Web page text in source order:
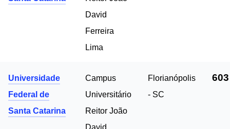
David
Ferreira
Lima
Universidade
Federal de
Santa Catarina
Campus
Universitário
Reitor João
David
Florianópolis
- SC
603